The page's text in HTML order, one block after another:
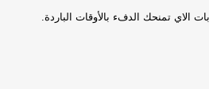
تمنحك الدفء بالأوقات الباردة.